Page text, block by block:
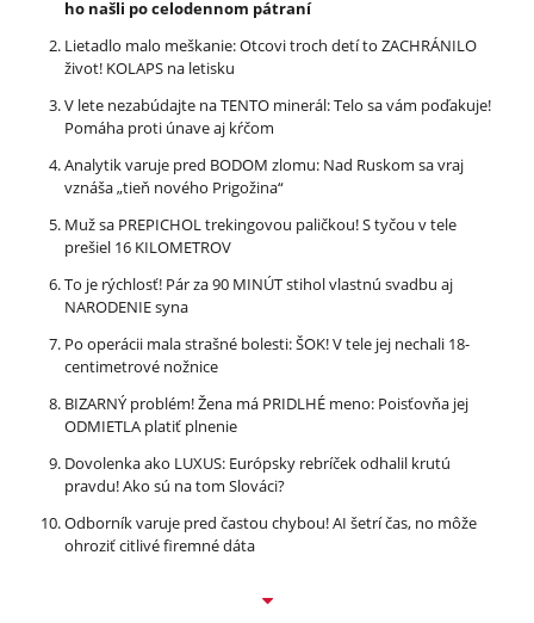
ho našli po celodennom pátraní
Lietadlo malo meškanie: Otcovi troch detí to ZACHRÁNILO
život! KOLAPS na letisku
V lete nezabúdajte na TENTO minerál: Telo sa vám poďakuje!
Pomáha proti únave aj kŕčom
Analytik varuje pred BODOM zlomu: Nad Ruskom sa vraj
vznáša „tieň nového Prigožina“
Muž sa PREPICHOL trekingovou paličkou! S tyčou v tele
prešiel 16 KILOMETROV
To je rýchlosť! Pár za 90 MINÚT stihol vlastnú svadbu aj
NARODENIE syna
Po operácii mala strašné bolesti: ŠOK! V tele jej nechali 18-
centimetrové nožnice
BIZARNÝ problém! Žena má PRIDLHÉ meno: Poisťovňa jej
ODMIETLA platiť plnenie
Dovolenka ako LUXUS: Európsky rebríček odhalil krutú
pravdu! Ako sú na tom Slováci?
Odborník varuje pred častou chybou! AI šetrí čas, no môže
ohroziť citlivé firemné dáta